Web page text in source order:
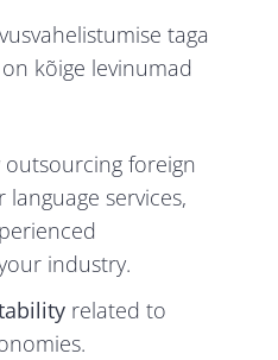
taga
kõige levinumad
outsourcing foreign
services,
industry.
related to